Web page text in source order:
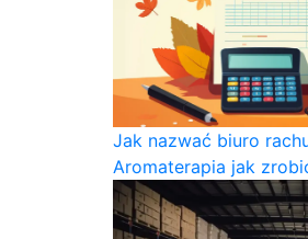
Jak nazwać biuro
Aromaterapia jak